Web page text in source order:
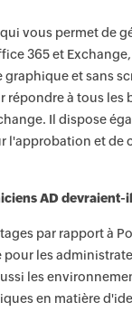
vous permet de
365 et
et sans
à tous les
Il dispose
l'approbation et
AD devraient-
par rapport à
les
les
en matière